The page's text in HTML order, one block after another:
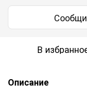
В
Описание